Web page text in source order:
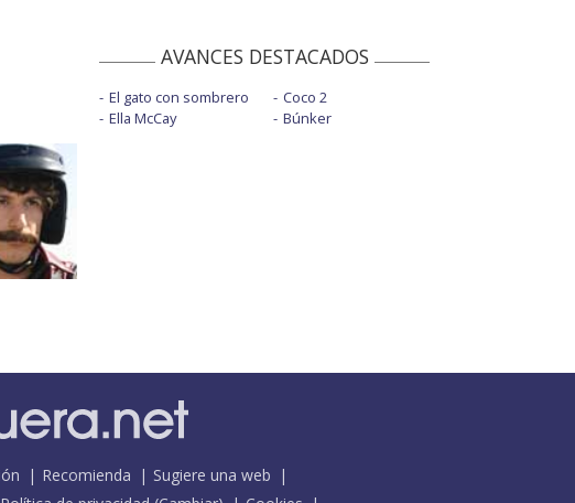
AVANCES DESTACADOS
El gato con sombrero
Ella McCay
Coco 2
Búnker
Recomienda
Sugiere una web